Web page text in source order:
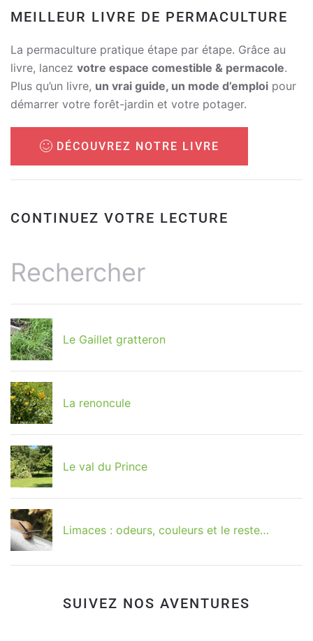
MEILLEUR LIVRE DE PERMACULTURE
La permaculture pratique étape par étape. Grâce au
livre, lancez votre espace comestible & permacole.
Plus qu’un livre, un vrai guide, un mode d’emploi pour
démarrer votre forêt-jardin et votre potager.
DÉCOUVREZ NOTRE LIVRE
CONTINUEZ VOTRE LECTURE
Le Gaillet gratteron
La renoncule
Le val du Prince
Limaces : odeurs, couleurs et le reste…
SUIVEZ NOS AVENTURES